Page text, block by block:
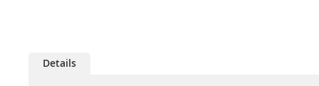
Details